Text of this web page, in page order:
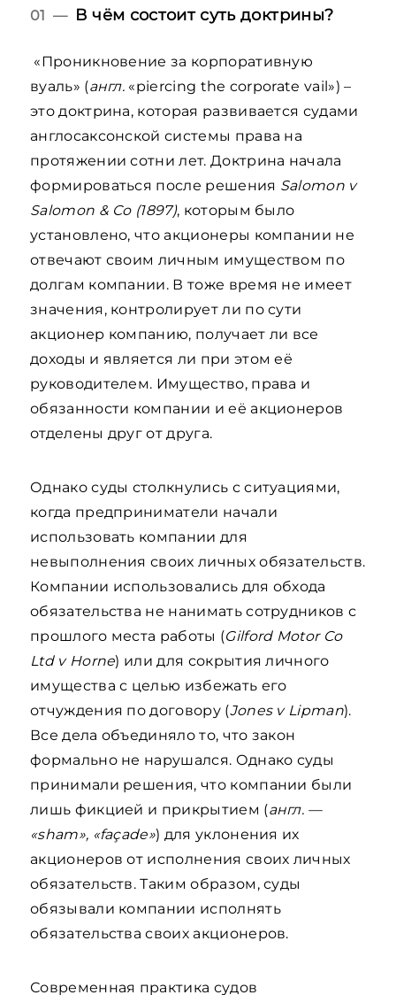
01 — В чём состоит суть доктрины?
«Проникновение за корпоративную
вуаль» (англ. «piercing the corporate vail») –
это доктрина, которая развивается судами
англосаксонской системы права на
протяжении сотни лет. Доктрина начала
формироваться после решения Salomon v
Salomon & Co (1897), которым было
установлено, что акционеры компании не
отвечают своим личным имуществом по
долгам компании. В тоже время не имеет
значения, контролирует ли по сути
акционер компанию, получает ли все
доходы и является ли при этом её
руководителем. Имущество, права и
обязанности компании и её акционеров
отделены друг от друга.
Однако суды столкнулись с ситуациями,
когда предприниматели начали
использовать компании для
невыполнения своих личных обязательств.
Компании использовались для обхода
обязательства не нанимать сотрудников с
прошлого места работы (Gilford Motor Co
Ltd v Horne) или для сокрытия личного
имущества с целью избежать его
отчуждения по договору (Jones v Lipman).
Все дела объединяло то, что закон
формально не нарушался. Однако суды
принимали решения, что компании были
лишь фикцией и прикрытием (англ. —
«sham», «façade») для уклонения их
акционеров от исполнения своих личных
обязательств. Таким образом, суды
обязывали компании исполнять
обязательства своих акционеров.
Современная практика судов